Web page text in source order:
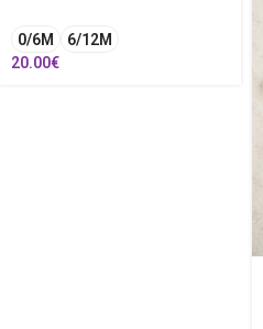
0/6M
6/12M
20.00€